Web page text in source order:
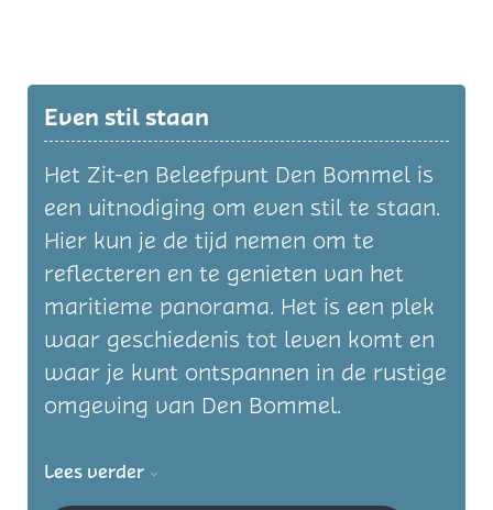
Even stil staan
Het Zit-en Beleefpunt Den Bommel is
een uitnodiging om even stil te staan.
Hier kun je de tijd nemen om te
reflecteren en te genieten van het
maritieme panorama. Het is een plek
waar geschiedenis tot leven komt en
waar je kunt ontspannen in de rustige
omgeving van Den Bommel.
Lees verder